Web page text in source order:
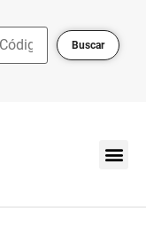
Buscar